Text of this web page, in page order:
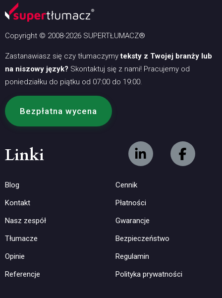
Copyright © 2008-2026 SUPERTŁUMACZ®
Zastanawiasz się czy tłumaczymyteksty z Twojej branży lub
na niszowy język? Skontaktuj się z nami! Pracujemy od
poniedziałku do piątku od 07:00 do 19:00.
Bezpłatna wycena
Linki
Blog
Kontakt
Nasz zespół
Tłumacze
Opinie
Referencje
Cennik
Płatności
Gwarancje
Bezpieczeństwo
Regulamin
Polityka prywatności